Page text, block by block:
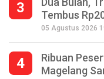
3
Tembus
05 Agustus 2026
4
Ribuan
Magelang